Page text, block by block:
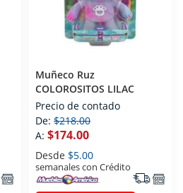
Muñeco Ruz
COLOROSITOS LILAC
Precio de contado
De: $218.00
A: $174.00
Desde $5.00
semanales con Crédito